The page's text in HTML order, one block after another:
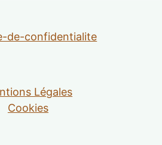
de-confidentialite
Légales
Cookies